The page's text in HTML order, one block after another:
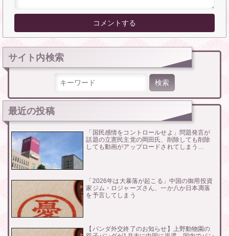
サイト内検索
最近の投稿
「国民感情をコントロールせよ」問題発言が
話題の立憲民主党の岡田氏、削除しても削除
しても動画がアップロードされてしまう…
「2026年は大暴落が起こる」中国の御用投資
家ジム・ロジャーズさん、一か八か日本凋落
を予言してしまう
【パンダ外交終了のお知らせ】上野動物園の